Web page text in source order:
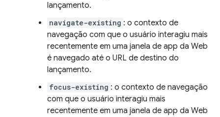
lançamento.
navigate-existing : o contexto de
navegação com que o usuário interagiu mais
recentemente em uma janela de app da Web
é navegado até o URL de destino do
lançamento.
focus-existing : o contexto de navegação
com que o usuário interagiu mais
recentemente em uma janela de app da Web